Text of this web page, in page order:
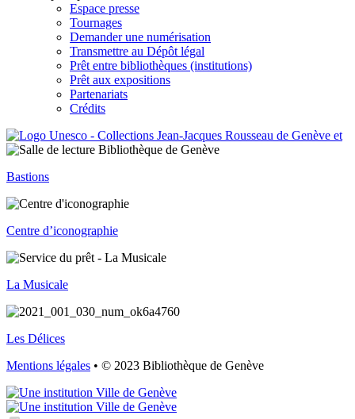
Espace presse
Tournages
Demander une numérisation
Transmettre au Dépôt légal
Prêt entre bibliothèques (institutions)
Prêt aux expositions
Partenariats
Crédits
Bastions
Centre d’iconographie
La Musicale
Les Délices
Mentions légales • © 2023 Bibliothèque de Genève